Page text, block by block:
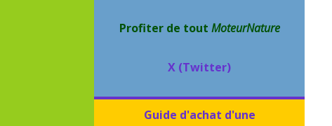
Profiter de tout MoteurNature
X (Twitter)
Guide d'achat d'une